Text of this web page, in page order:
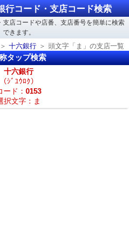
行コード・支店コード検索
店コードや店番、支店番号を簡単に検索
できます。
十六銀行 頭文字「ま」の支店一覧
タップ検索
十六銀行
（ｼﾞﾕｳﾛｸ）
ード： 0153
択文字：ま